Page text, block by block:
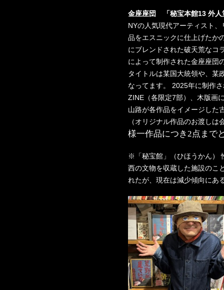
金座座団 「秘宝本館13 外人
NYの人気現代アーティスト
品をエスニックに仕上げたか
にブレンドされた破天荒なコ
によって制作された金座座団
タイトルは某国大統領や、某
なってます。 2025年に制作
ZINE（各限定7部）、木版画
山路が各作品をイメージした
（オリジナル作品のお渡しは
様一作品につき2点まで
※「秘宝館」（ひほうかん）
西の文物を収蔵した施設のこ
れたが、現在は減少傾向にあ